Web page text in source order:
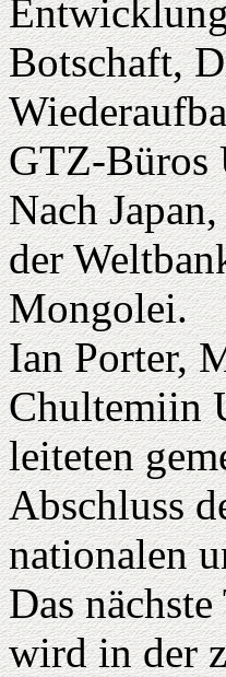
Botschaft,
GTZ-Büros
Nach
der
Mongolei.
Ian Porter,
Chultemiin
leiteten
Abschluss
nationalen
Das
wird in der